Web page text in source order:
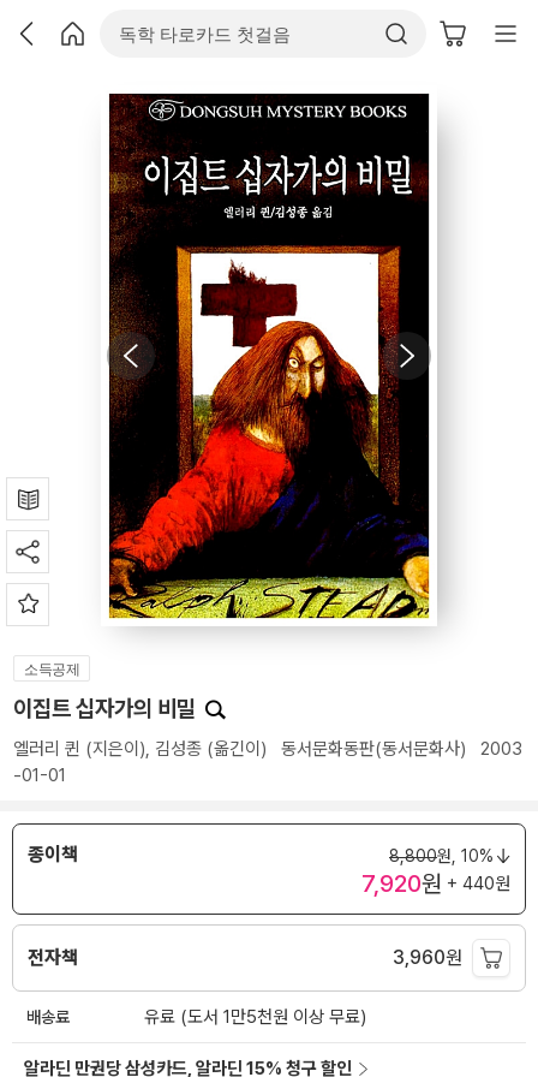
소득공제
이집트 십자가의 비밀
엘러리 퀸 (지은이), 김성종 (옮긴이) 동서문화동판(동서문화사) 2003
-01-01
종이책 8,800원, 10%
7,920원 + 440원
전자책 3,960원
배송료 유료 (도서 1만5천원 이상 무료)
알라딘 만권당 삼성카드, 알라딘 15% 청구 할인